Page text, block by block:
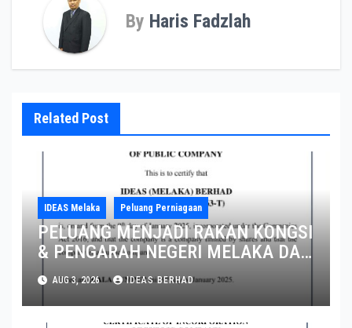
By Haris Fadzlah
Related Post
IDEAS Melaka Peluang Perniagaan
PELUANG MENJADI RAKAN KONGSI
& PENGARAH NEGERI MELAKA DAN
JOHOR
AUG 3, 2026 IDEAS BERHAD